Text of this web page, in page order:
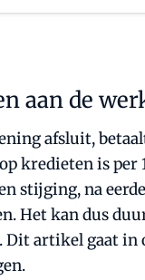
aan de
afsluit,
kredieten is per
stijging, na
Het kan dus
Dit artikel gaat in